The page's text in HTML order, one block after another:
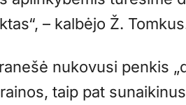
– kalbėjo Ž.
nukovusi penkis
taip pat